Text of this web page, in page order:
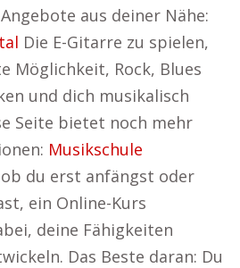
aus deiner Nähe:
Die E-Gitarre zu spielen,
Möglichkeit, Rock, Blues
und dich musikalisch
Seite bietet noch mehr
Musikschule
ob du erst anfängst oder
ein Online-Kurs
deine Fähigkeiten
Das Beste daran: Du